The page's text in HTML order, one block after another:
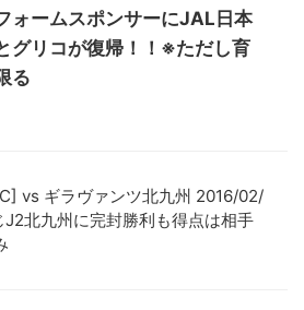
ォームスポンサーにJAL日本
グリコが復帰！！※ただし育
る
vs ギラヴァンツ北九州 2016/02/
J2北九州に完封勝利も得点は相手